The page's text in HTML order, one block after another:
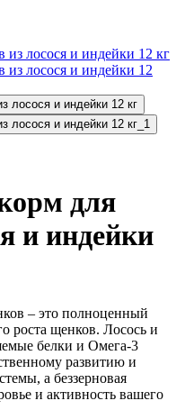
для
и индейки
– это полноценный
роста щенков. Лосось и
белки и Омега-3
развитию и
а беззерновая
и активность вашего